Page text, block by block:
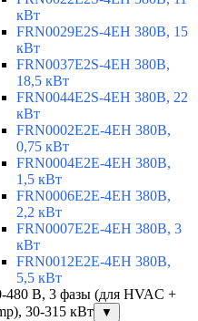
кВт
FRN0029E2S-4EH 380В, 15
кВт
FRN0037E2S-4EH 380В,
18,5 кВт
FRN0044E2S-4EH 380В, 22
кВт
FRN0002E2E-4EH 380В,
0,75 кВт
FRN0004E2E-4EH 380В,
1,5 кВт
FRN0006E2E-4EH 380В,
2,2 кВт
FRN0007E2E-4EH 380В, 3
кВт
FRN0012E2E-4EH 380В,
5,5 кВт
480 В, 3 фазы (для HVAC +
30-315 кВт
▼